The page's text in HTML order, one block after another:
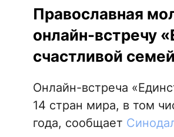
Православная
онлайн-встречу
счастливой
Онлайн-встреча
14 стран мира, в том
года, сообщает